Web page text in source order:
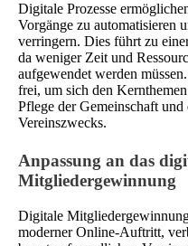
Digitale Prozesse
Vorgänge zu automatisieren
verringern. Dies führt zu
da weniger Zeit und
aufgewendet werden
frei, um sich den
Pflege der Gemeinschaft
Vereinszwecks.
Anpassung an das
Mitgliedergewinnung
Digitale
moderner Online-Auftritt,